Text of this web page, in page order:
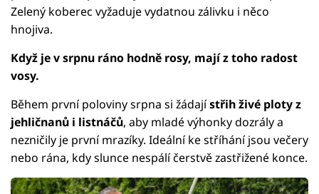
Zelený koberec vyžaduje vydatnou zálivku i něco
hnojiva.
Když je v srpnu ráno hodně rosy, mají z toho radost
vosy.
Během první poloviny srpna si žádajístřih živé ploty z
jehličnanů i listnáčů, aby mladé výhonky dozrály a
nezničily je první mrazíky. Ideální ke stříhání jsou večery
nebo rána, kdy slunce nespálí čerstvě zastřižené konce.